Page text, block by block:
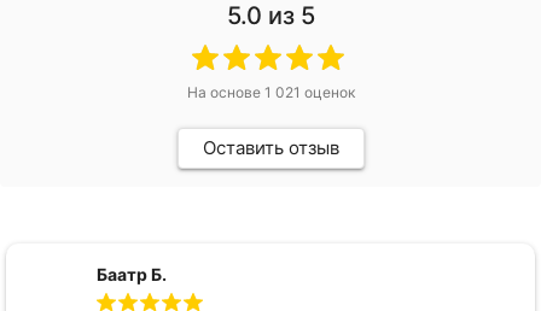
5.0 из 5
На основе 1 021 оценок
Оставить отзыв
Баатр Б.